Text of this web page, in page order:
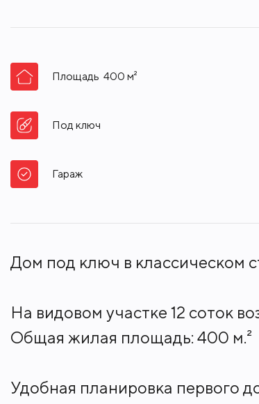
Площадь 400 м²
Под ключ
Гараж
Дом под ключ в классическом
На видовом участке 12 соток
Общая жилая площадь: 400 м.²
Удобная планировка первого